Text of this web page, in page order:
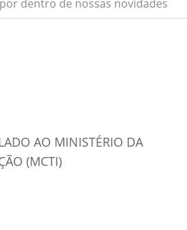
AO MINISTÉRIO DA
(MCTI)